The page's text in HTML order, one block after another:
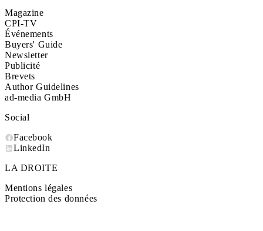
Magazine
CPI-TV
Événements
Buyers' Guide
Newsletter
Publicité
Brevets
Author Guidelines
ad-media GmbH
Social
Facebook
LinkedIn
LA DROITE
Mentions légales
Protection des données